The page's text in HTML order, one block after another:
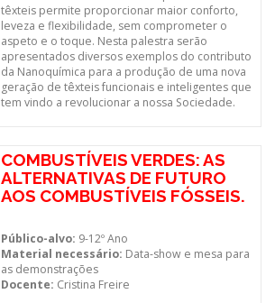
têxteis permite proporcionar maior conforto,
leveza e flexibilidade, sem comprometer o
aspeto e o toque. Nesta palestra serão
apresentados diversos exemplos do contributo
da Nanoquímica para a produção de uma nova
geração de têxteis funcionais e inteligentes que
tem vindo a revolucionar a nossa Sociedade.
COMBUSTÍVEIS VERDES: AS
ALTERNATIVAS DE FUTURO
AOS COMBUSTÍVEIS FÓSSEIS.
Público-alvo: 9-12º Ano
Material necessário: Data-show e mesa para
as demonstrações
Docente: Cristina Freire